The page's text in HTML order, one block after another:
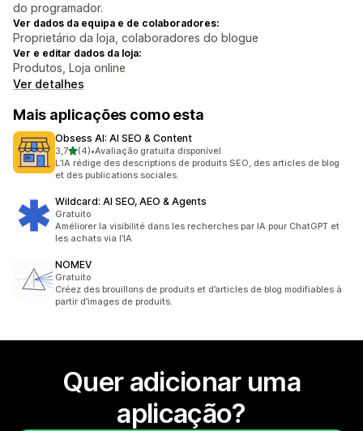
do programador.
Ver dados da equipa e de colaboradores:
Proprietário da loja, colaboradores do blogue
Ver e editar dados da loja:
Produtos, Loja online
Ver detalhes
Mais aplicações como esta
Obsess AI: AI SEO & Content
3,7de 5 estrelas
(4)
4 total de avaliações
•Avaliação gratuita disponível
L’IA rédige des descriptions de produits SEO, des articles de blog
et des publications sociales.
Wildcard: AI SEO, AEO & Agents
Gratuito
Améliorer la visibilité dans les recherches par IA pour ChatGPT et
les achats via l’IA
NOMEV
Gratuito
Créez des brouillons de produits et d’articles de blog modifiables à
partir d’images de produits.
Quer adicionar uma
aplicação?